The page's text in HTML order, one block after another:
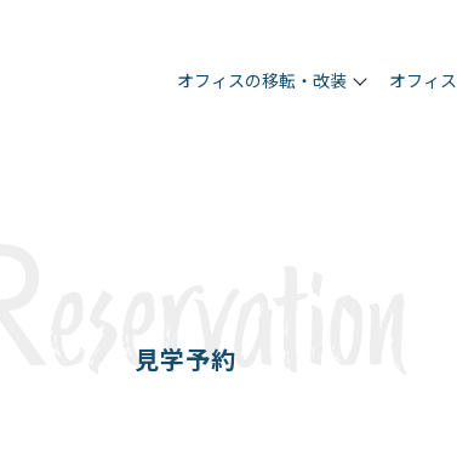
オフィスの移転・改装 オフィ
eservation
見学予約